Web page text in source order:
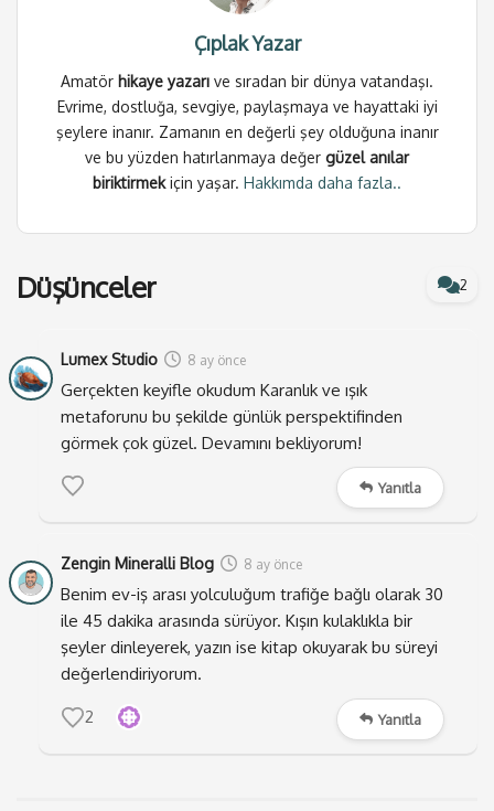
Bir yandan telaşla hazırlanmaya çalışırken bir yandan
da sese duyarlı otomatik sensör görevi gören
kulaklarımızı açıp dışarıda yağmur var mı diye
dinliyoruz. Eğer bir yağmur sesi varsa en yakın
pencereye gidilip perde usulca aralanır. Hâlâ
yanmakta olan sokak lambasının yaymakta olduğu ışığa
şemsiye arayışı başlar. Şemsiyeyi bulup yanımıza
aldıktan sonra ıslanmayacak olmanın verdiği
şemsiyenin verdiği güven duygusuyla dış dünyaya karşı
kazanmış olduğumuz minik zaferimizin tadını
çıkarırız.
Her şeye rağmen, yetişmemiz gereken yerlere sabahın
o dinginliği ve sessizliği içinde huzurla yürürüz. Ve
egzoz dumanıyla kirlenmemiş ve toprak kokusuyla
bütünleşmiş kokusu, karanlığa rağmen içimize yaşama
sevinci doldurur.
Yolcu
Çıplak Yazar
Amatör hikaye yazarı ve sıradan bir dünya vatandaşı.
Evrime, dostluğa, sevgiye, paylaşmaya ve hayattaki iyi
şeylere inanır. Zamanın en değerli şey olduğuna inanır
ve bu yüzden hatırlanmaya değer güzel anılar
biriktirmekiçin yaşar. Hakkımda daha fazla..
Düşünceler 2
Lumex Studio 8 ay önce
Gerçekten keyifle okudum Karanlık ve ışık
metaforunu bu şekilde günlük perspektifinden
görmek çok güzel. Devamını bekliyorum!
Yanıtla
Zengin Mineralli Blog 8 ay önce
Benim ev-iş arası yolculuğum trafiğe bağlı olarak 30
ile 45 dakika arasında sürüyor. Kışın kulaklıkla bir
şeyler dinleyerek, yazın ise kitap okuyarak bu süreyi
değerlendiriyorum.
2 Yanıtla